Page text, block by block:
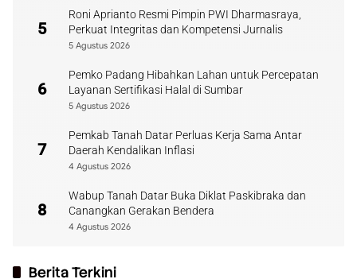
5
Roni Aprianto Resmi Pimpin PWI Dharmasraya,
Perkuat Integritas dan Kompetensi Jurnalis
5 Agustus 2026
6
Pemko Padang Hibahkan Lahan untuk Percepatan
Layanan Sertifikasi Halal di Sumbar
5 Agustus 2026
7
Pemkab Tanah Datar Perluas Kerja Sama Antar
Daerah Kendalikan Inflasi
4 Agustus 2026
8
Wabup Tanah Datar Buka Diklat Paskibraka dan
Canangkan Gerakan Bendera
4 Agustus 2026
Berita Terkini